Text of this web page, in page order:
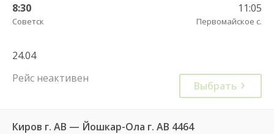
8:30
Советск
11:05
Первомайское с.
24.04
Рейс неактивен
Выбрать
Киров г. АВ — Йошкар-Ола г. АВ 4464